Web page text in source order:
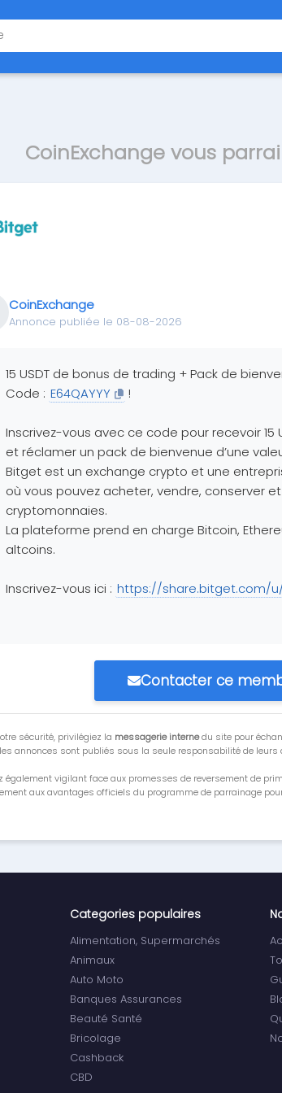
CoinExchange vous
CoinExchange
Annonce publiée le 08-08-2026
15 USDT de bonus de trading + Pack de
Code : E64QAYYY !
Inscrivez-vous avec ce code pour recevoir 15
et réclamer un pack de bienvenue d’une
Bitget est un exchange crypto et une
où vous pouvez acheter, vendre, conserver
cryptomonnaies.
La plateforme prend en charge Bitcoin,
altcoins.
Inscrivez-vous ici : https://share.bitget.com/u/
Contacter ce
sécurité, privilégiez la messagerie internedu site pour
annonces sont publiés sous la seule responsabilité de leurs
également vigilant face aux promesses de reversement de
aux avantages officiels du programme de parrainage
Categories populaires
Alimentation, Supermarchés
Animaux
Auto Moto
Banques Assurances
Beauté Santé
Bricolage
Cashback
CBD